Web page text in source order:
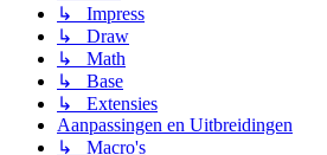
↳ Impress
↳ Draw
↳ Math
↳ Base
↳ Extensies
Aanpassingen en Uitbreidingen
↳ Macro's